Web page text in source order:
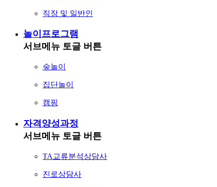
직장 및 일반인
놀이프로그램
서브메뉴 토글 버튼
숲놀이
집단놀이
캠핑
자격양성과정
서브메뉴 토글 버튼
TA교류분석상담사
진로상담사